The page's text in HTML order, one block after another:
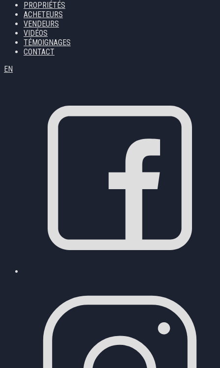
PROPRIÉTÉS
ACHETEURS
VENDEURS
VIDÉOS
TÉMOIGNAGES
CONTACT
EN